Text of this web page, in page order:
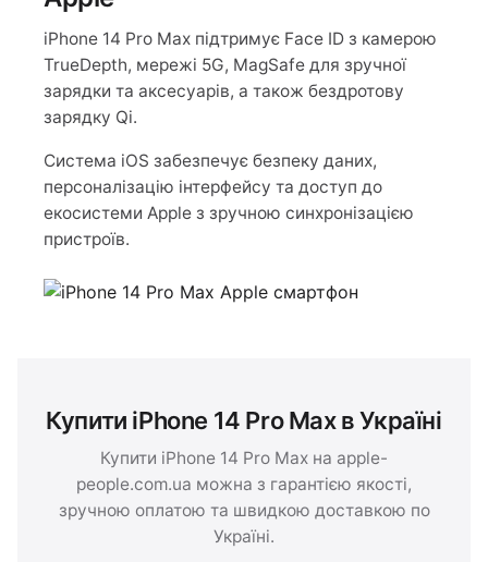
iPhone 14 Pro Max підтримує Face ID з камерою
TrueDepth, мережі 5G, MagSafe для зручної
зарядки та аксесуарів, а також бездротову
зарядку Qi.
Система iOS забезпечує безпеку даних,
персоналізацію інтерфейсу та доступ до
екосистеми Apple з зручною синхронізацією
пристроїв.
Купити iPhone 14 Pro Max в Україні
Купити iPhone 14 Pro Max на apple-
people.com.ua можна з гарантією якості,
зручною оплатою та швидкою доставкою по
Україні.